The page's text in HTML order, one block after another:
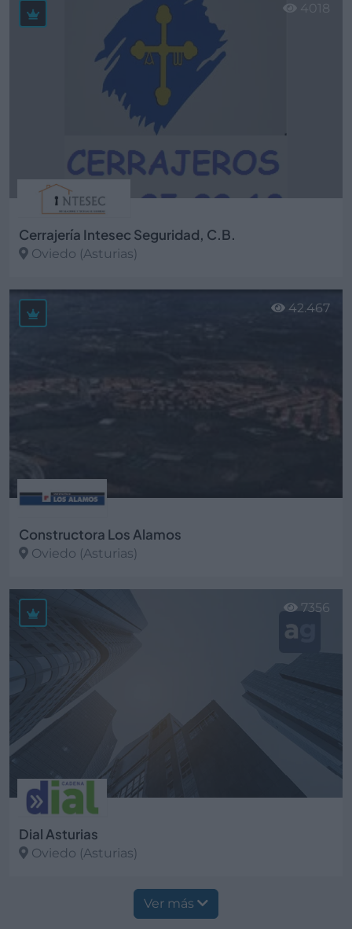
Cerrajería Intesec Seguridad, C.B.
Oviedo (Asturias)
Ver más
4018
Constructora Los Alamos
Oviedo (Asturias)
Ver más
42.467
Dial Asturias
Oviedo (Asturias)
7356
Ver más